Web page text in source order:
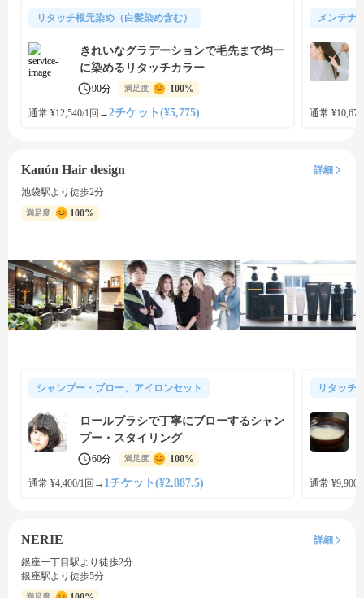
リタッチ根元染め（白髪染め含む）
きれいなグラデーションで毛先まで均一
に染めるリタッチカラー
90分 満足度 100%
通常 ¥12,540/1回 →2チケット(¥5,775)
メンテナ
通常
Kanón Hair design
詳細
池袋駅より徒歩2分
満足度 100%
シャンプー・ブロー、アイロンセット
ロールブラシで丁寧にブローするシャン
プー・スタイリング
60分 満足度 100%
通常 ¥4,400/1回 → 1チケット(¥2,887.5)
リタッチ
通常 ¥9,900/
NERIE
詳細
銀座一丁目駅より徒歩2分
銀座駅より徒歩5分